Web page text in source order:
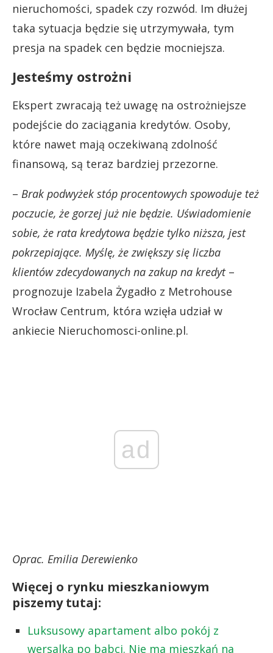
nieruchomości, spadek czy rozwód. Im dłużej
taka sytuacja będzie się utrzymywała, tym
presja na spadek cen będzie mocniejsza.
Jesteśmy ostrożni
Ekspert zwracają też uwagę na ostrożniejsze
podejście do zaciągania kredytów. Osoby,
które nawet mają oczekiwaną zdolność
finansową, są teraz bardziej przezorne.
– Brak podwyżek stóp procentowych spowoduje też
poczucie, że gorzej już nie będzie. Uświadomienie
sobie, że rata kredytowa będzie tylko niższa, jest
pokrzepiające. Myślę, że zwiększy się liczba
klientów zdecydowanych na zakup na kredyt –
prognozuje Izabela Żygadło z Metrohouse
Wrocław Centrum, która wzięła udział w
ankiecie Nieruchomosci-online.pl.
ad
Oprac. Emilia Derewienko
Więcej o rynku mieszkaniowym
piszemy tutaj:
Luksusowy apartament albo pokój z
wersalką po babci. Nie ma mieszkań na